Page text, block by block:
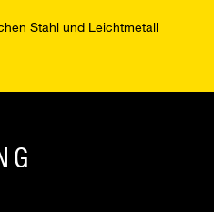
Stahl und Leichtmetall